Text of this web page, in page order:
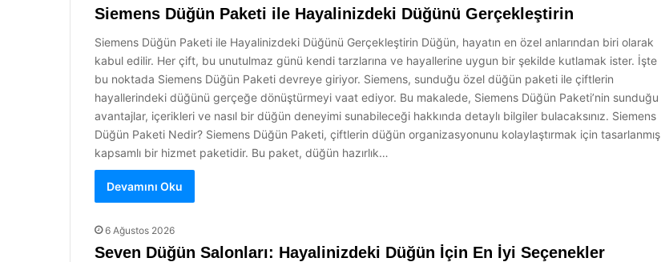
Siemens Düğün Paketi ile Hayalinizdeki Düğünü Gerçekleştirin
Siemens Düğün Paketi ile Hayalinizdeki Düğünü Gerçekleştirin Düğün, hayatın en özel anlarından biri olarak
kabul edilir. Her çift, bu unutulmaz günü kendi tarzlarına ve hayallerine uygun bir şekilde kutlamak ister. İşte
bu noktada Siemens Düğün Paketi devreye giriyor. Siemens, sunduğu özel düğün paketi ile çiftlerin
hayallerindeki düğünü gerçeğe dönüştürmeyi vaat ediyor. Bu makalede, Siemens Düğün Paketi’nin sunduğu
avantajlar, içerikleri ve nasıl bir düğün deneyimi sunabileceği hakkında detaylı bilgiler bulacaksınız. Siemens
Düğün Paketi Nedir? Siemens Düğün Paketi, çiftlerin düğün organizasyonunu kolaylaştırmak için tasarlanmış
kapsamlı bir hizmet paketidir. Bu paket, düğün hazırlık…
Devamını Oku
6 Ağustos 2026
Seven Düğün Salonları: Hayalinizdeki Düğün İçin En İyi Seçenekler